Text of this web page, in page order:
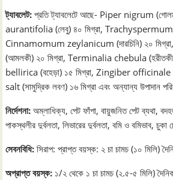
ট্যাবলেট: প্রতি ট্যাবলেটে আছে- Piper nigrum
aurantifolia (লেবু) ৪০ মিগ্রা, Trachyspermum
Cinnamomum zeylanicum (দারচিনি) ২০
(আমলকী) ২০ মিগ্রা, Terminalia chebula
bellirica (বহেড়া) ১৫ মিগ্রা, Zingiber officinale
salt (সামুদ্রিক লবণ) ১৬ মিগ্রা এবং অন্যান্য উপাদান
নির্দেশনা: অম্লাধিক্য, পেট ফাঁপা, বায়ুজনিত পেট ব্যথা,
পাকস্থলীর দুর্বলতা, লিভারের দুর্বলতা, বমি ও বমিভাব,
সেবনবিধি: সিরাপ: প্রাপ্ত বয়স্ক: ২ চা চামচ (১০ মিলি)
অপ্রাপ্ত বয়স্ক: ১/২ থেকে ১ চা চামচ (২.৫-৫ মিলি)